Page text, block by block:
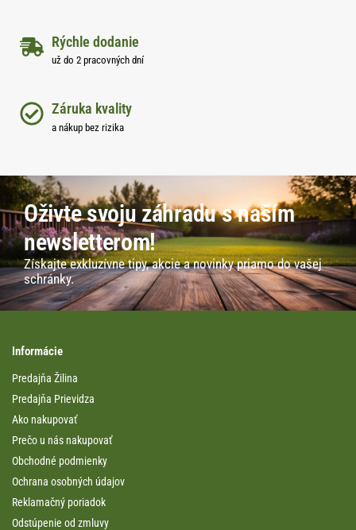
Rýchle dodanie
už do 2 pracovných dní
Záruka kvality
a nákup bez rizika
Oživte svoju záhradu s naším
newsletterom!
Získajte exkluzívne tipy, akcie a novinky priamo do vašej
schránky.
Informácie
Predajňa Žilina
Predajňa Prievidza
Ako nakupovať
Prečo u nás nakupovať
Obchodné podmienky
Ochrana osobných údajov
Reklamačný poriadok
Odstúpenie od zmluvy